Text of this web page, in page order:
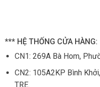
*** HỆ THỐNG CỬA HÀNG:
CN1:269A Bà Hom,
CN2: 105A2KP Bình
TRE.